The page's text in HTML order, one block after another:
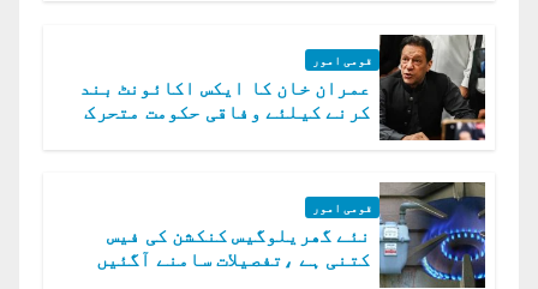
قومی امور
عمران خان کا ایکس اکائونٹ بند
کرنے کیلئے وفاقی حکومت متحرک
قومی امور
نئے گھریلوگیس کنکشن کی فیس
کتنی ہے ،تفصیلات سامنے آگئیں